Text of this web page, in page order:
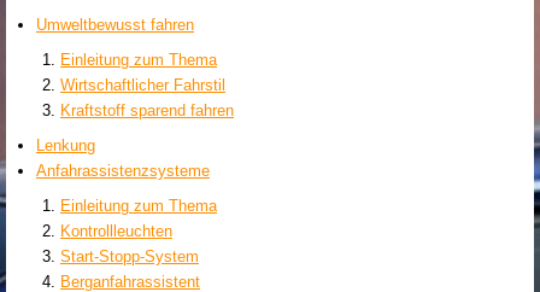
Umweltbewusst fahren
Einleitung zum Thema
Wirtschaftlicher Fahrstil
Kraftstoff sparend fahren
Lenkung
Anfahrassistenzsysteme
Einleitung zum Thema
Kontrollleuchten
Start-Stopp-System
Berganfahrassistent